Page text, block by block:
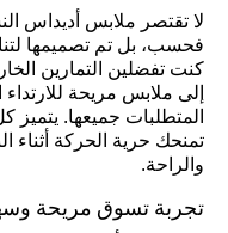
لا تقتصر ملابس أديداس
فحسب، بل تم تصميمها
كنت تفضلين التمارين
إلى ملابس مريحة
المتطلبات جميعها. يتميز
تمنحك حرية الحركة أثناء
والراحة.
تجربة تسوق مريحة